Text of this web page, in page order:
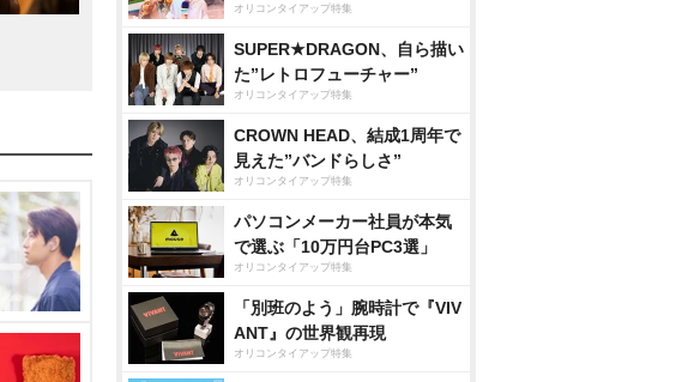
オリコンタイアップ特集
SUPER★DRAGON、自ら描い
た”レトロフューチャー”
オリコンタイアップ特集
CROWN HEAD、結成1周年で
見えた”バンドらしさ”
オリコンタイアップ特集
パソコンメーカー社員が本気
で選ぶ「10万円台PC3選」
オリコンタイアップ特集
「別班のよう」腕時計で『VIV
ANT』の世界観再現
オリコンタイアップ特集